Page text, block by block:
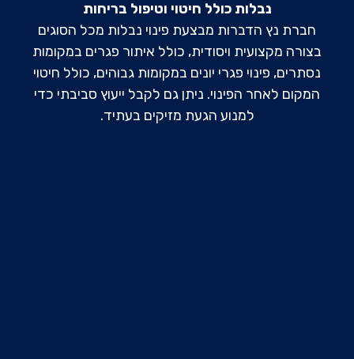
נבלות כולל חיטוי וטיפול בריחות
חברת נץ הדברות מבצעת פינוי נבלות מכל הסוגים
בצורה מקצועית ויסודית, כולל איתור פגרים במקומות
נסתרים, פינוי פגרי יונים במקומות גבוהים, כולל חיטוי
המקום לאחר הפינוי. ניתן גם לקבל ייעוץ סביבתי כדי
למנוע הגעת מזיקים בעתיד.